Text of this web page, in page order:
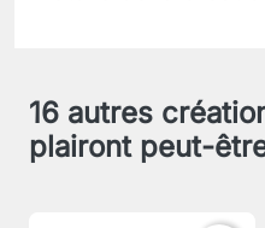
16 autres
plairont peut-